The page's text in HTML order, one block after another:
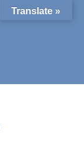
Translate »